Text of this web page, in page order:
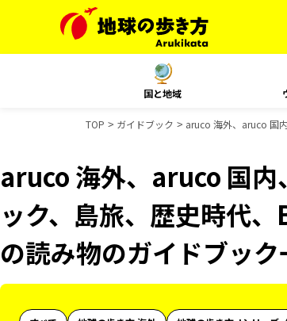
国と地域
TOP ガイドブック aruco 海外、aruco 国
aruco 海外、aruco 国
ック、島旅、歴史時代
の読み物のガイドブック